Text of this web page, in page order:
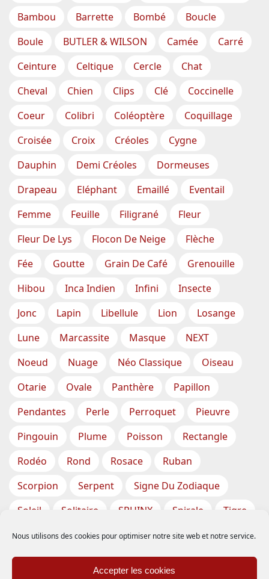
Nous utilisons des cookies pour optimiser notre site web et notre service.
Accepter les cookies
Bambou
Barrette Bombé
Boucle
Boule
BUTLER & WILSON Camée
Carré
Ceinture
Celtique Cercle
Chat
Cheval
Chien Clips Clé
Coccinelle
Coeur
Colibri Coléoptère
Coquillage
Croisée
Croix Créoles
Cygne
Dauphin
Demi Créoles
Dormeuses
Drapeau
Eléphant Emaillé
Eventail
Femme
Feuille Filigrané
Fleur
Fleur De Lys
Flocon De Neige
Flèche
Fée
Goutte Grain De Café
Grenouille
Hibou
Inca Indien Infini
Insecte
Jonc
Lapin Libellule Lion
Losange
Lune
Marcassite Masque
NEXT
Noeud
Nuage Néo Classique
Oiseau
Otarie
Ovale Panthère
Papillon
Pendantes
Perle Perroquet
Pieuvre
Pingouin
Plume Poisson
Rectangle
Rodéo
Rond Rosace
Ruban
Scorpion
Serpent
Signe Du Zodiaque
Soleil
Solitaire SPHINX Spirale
Tigre
Torsade
Tortue Train
Tresse
Triangle
Trèfle Tête Vase
Étoile